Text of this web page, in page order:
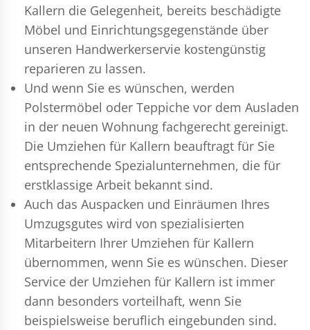
Kallern die Gelegenheit, bereits beschädigte
Möbel und Einrichtungsgegenstände über
unseren Handwerkerservie kostengünstig
reparieren zu lassen.
Und wenn Sie es wünschen, werden
Polstermöbel oder Teppiche vor dem Ausladen
in der neuen Wohnung fachgerecht gereinigt.
Die Umziehen für Kallern beauftragt für Sie
entsprechende Spezialunternehmen, die für
erstklassige Arbeit bekannt sind.
Auch das Auspacken und Einräumen Ihres
Umzugsgutes wird von spezialisierten
Mitarbeitern Ihrer Umziehen für Kallern
übernommen, wenn Sie es wünschen. Dieser
Service der Umziehen für Kallern ist immer
dann besonders vorteilhaft, wenn Sie
beispielsweise beruflich eingebunden sind.